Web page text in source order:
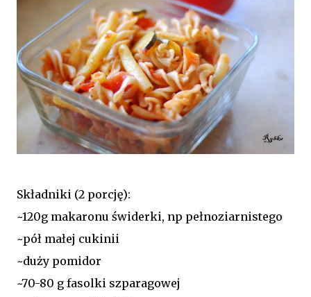
Składniki (2 porcję):
~120g makaronu świderki, np pełnoziarnistego
~pół małej cukinii
~duży pomidor
~70-80 g fasolki szparagowej